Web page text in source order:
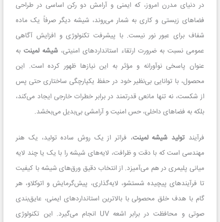
در دنیای مدرن امروز، که ایمنی و آرامش دو رکن اساسی در طراحی
فضاهای زیستی و کاری به شمار می‌روند، شیشه دیگر صرفاً یک ماده
شفاف برای عبور نور نیست. با پیشرفت تکنولوژی و افزایش آگاهی
عمومی نسبت به ضرورت ارتقاء استانداردهای امنیتی، شیشه لمینتبه
عنوان پاسخی نوآورانه و مؤثر به این نیازها ظهور کرده است. این
محصول، با توانایی بی‌نظیر خود در حفظ یکپارچگی ساختاری حتی پس
از شکست، نه تنها مانعی قدرتمند در برابر خطرات خارجی ایجاد می‌کند،
بلکه به فضاهای داخلی، حس امنیت و آرامشی بی‌بدیل می‌بخشد.
فرآیندتولید شیشه لمینت، فراتر از یک روش ساده تولید، یک هنر
مهندسی است که با دقت و ظرافت، لایه‌های شیشه را با یک یا چند لایه
میانی پلیمری در هم می‌آمیزد. از انتخاب دقیق ورق‌های شیشه با کیفیت
تا فرآیندهای پیچیده شستشو، لایه‌گذاری، پیش‌گرمایش و اتوکلاو، هر
گام با هدف خلق محصولی با بالاترین استانداردهای ایمنی، عایق‌بندی
صوتی و محافظت در برابر اشعه UV انجام می‌گیرد. این تکنولوژی